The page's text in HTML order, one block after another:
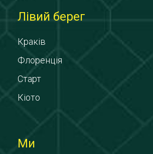
Лівий берег
Краків
Флоренція
Старт
Кіото
Ми